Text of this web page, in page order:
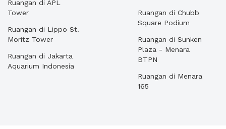
Ruangan di APL
Tower
Ruangan di Lippo St.
Moritz Tower
Ruangan di Jakarta
Aquarium Indonesia
Ruangan di Chubb
Square Podium
Ruangan di Sunken
Plaza - Menara
BTPN
Ruangan di Menara
165